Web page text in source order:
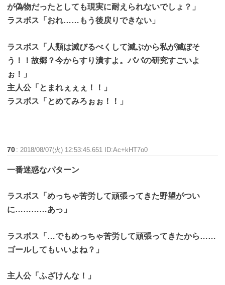
が偽物だったとしても現実に耐えられないでしょ？」
ラスボス「おれ……もう後戻りできない」
ラスボス「人類は滅びるべくして滅ぶから私が滅ぼそ
う！！故郷？今からすり潰すよ。パパの研究すごいよ
ぉ！」
主人公「とまれぇぇぇ！！」
ラスボス「とめてみろぉぉ！！」
70 : 2018/08/07(火) 12:53:45.651 ID:Ac+kHT7o0
一番迷惑なパターン
ラスボス「めっちゃ苦労して頑張ってきた野望がつい
に…………あっ」
ラスボス「…でもめっちゃ苦労して頑張ってきたから……
ゴールしてもいいよね？」
主人公「ふざけんな！」